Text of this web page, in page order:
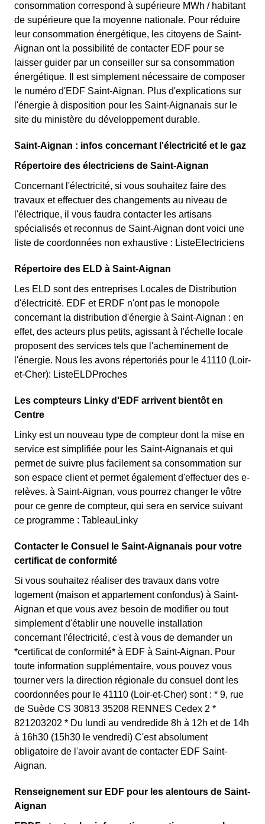
consommation correspond à supérieure MWh / habitant
de supérieure que la moyenne nationale. Pour réduire
leur consommation énergétique, les citoyens de Saint-
Aignan ont la possibilité de contacter EDF pour se
laisser guider par un conseiller sur sa consommation
énergétique. Il est simplement nécessaire de composer
le numéro d'EDF Saint-Aignan. Plus d'explications sur
l'énergie à disposition pour les Saint-Aignanais sur le
site du ministère du développement durable.
Saint-Aignan : infos concernant l'électricité et le gaz
Répertoire des électriciens de Saint-Aignan
Concernant l'électricité, si vous souhaitez faire des
travaux et effectuer des changements au niveau de
l'électrique, il vous faudra contacter les artisans
spécialisés et reconnus de Saint-Aignan dont voici une
liste de coordonnées non exhaustive : ListeElectriciens
Répertoire des ELD à Saint-Aignan
Les ELD sont des entreprises Locales de Distribution
d'électricité. EDF et ERDF n'ont pas le monopole
concernant la distribution d'énergie à Saint-Aignan : en
effet, des acteurs plus petits, agissant à l'échelle locale
proposent des services tels que l'acheminement de
l'énergie. Nous les avons répertoriés pour le 41110 (Loir-
et-Cher): ListeELDProches
Les compteurs Linky d'EDF arrivent bientôt en
Centre
Linky est un nouveau type de compteur dont la mise en
service est simplifiée pour les Saint-Aignanais et qui
permet de suivre plus facilement sa consommation sur
son espace client et permet également d'effectuer des e-
relèves. à Saint-Aignan, vous pourrez changer le vôtre
pour ce genre de compteur, qui sera en service suivant
ce programme : TableauLinky
Contacter le Consuel le Saint-Aignanais pour votre
certificat de conformité
Si vous souhaitez réaliser des travaux dans votre
logement (maison et appartement confondus) à Saint-
Aignan et que vous avez besoin de modifier ou tout
simplement d'établir une nouvelle installation
concernant l'électricité, c'est à vous de demander un
*certificat de conformité* à EDF à Saint-Aignan. Pour
toute information supplémentaire, vous pouvez vous
tourner vers la direction régionale du consuel dont les
coordonnées pour le 41110 (Loir-et-Cher) sont : * 9, rue
de Suède CS 30813 35208 RENNES Cedex 2 *
821203202 * Du lundi au vendredide 8h à 12h et de 14h
à 16h30 (15h30 le vendredi) C'est absolument
obligatoire de l'avoir avant de contacter EDF Saint-
Aignan.
Renseignement sur EDF pour les alentours de Saint-
Aignan